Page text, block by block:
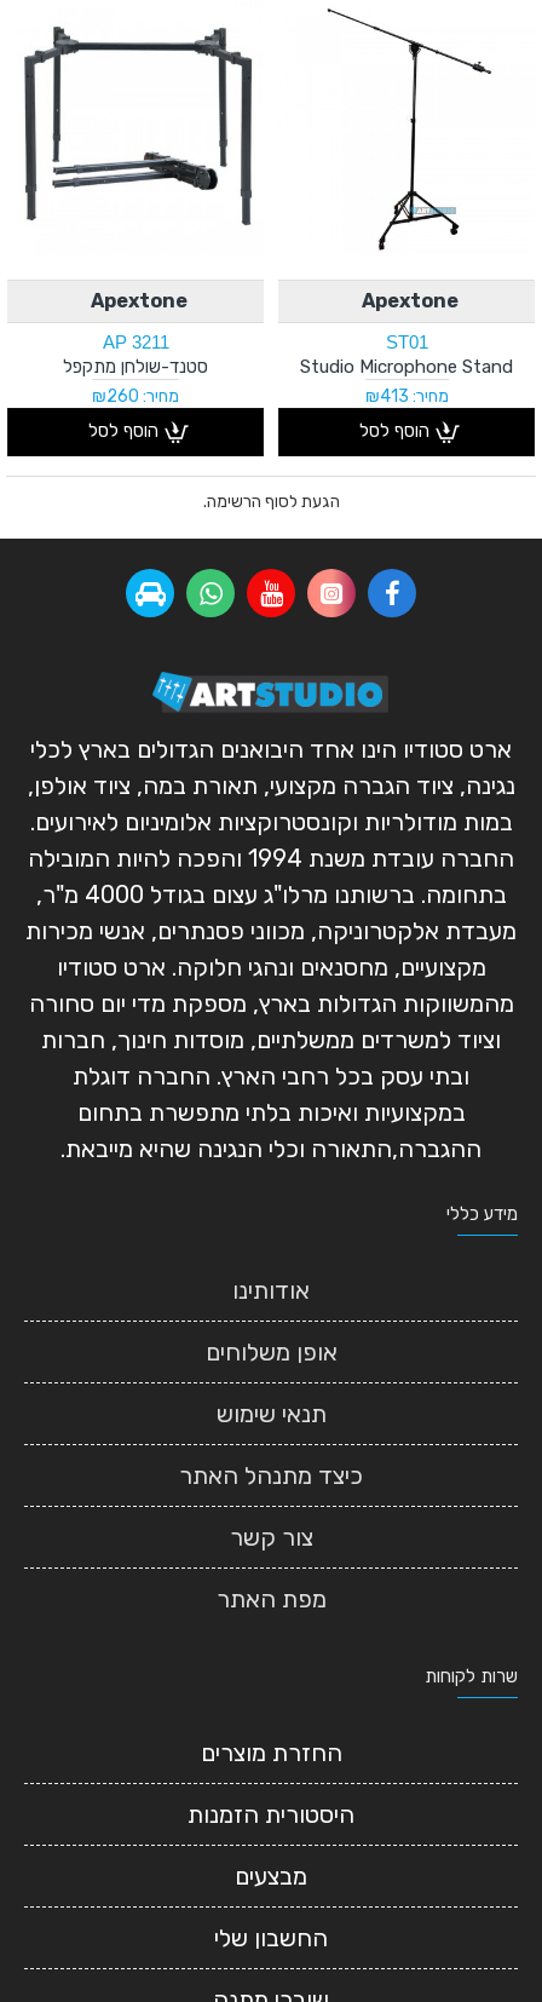
Apextone
ST01
Studio Microphone Stand
מחיר: ₪413
הוסף לסל
Apextone
AP 3211
סטנד-שולחן מתקפל
מחיר: ₪260
הוסף לסל
הגעת לסוף הרשימה.
ארט סטודיו הינו אחד היבואנים הגדולים בארץ לכלי
נגינה, ציוד הגברה מקצועי, תאורת במה, ציוד אולפן,
במות מודולריות וקונסטרוקציות אלומיניום לאירועים.
החברה עובדת משנת 1994 והפכה להיות המובילה
בתחומה. ברשותנו מרלו"ג עצום בגודל 4000 מ"ר,
מעבדת אלקטרוניקה, מכווני פסנתרים, אנשי מכירות
מקצועיים, מחסנאים ונהגי חלוקה. ארט סטודיו
מהמשווקות הגדולות בארץ, מספקת מדי יום סחורה
וציוד למשרדים ממשלתיים, מוסדות חינוך, חברות
ובתי עסק בכל רחבי הארץ. החברה דוגלת
במקצועיות ואיכות בלתי מתפשרת בתחום
ההגברה,התאורה וכלי הנגינה שהיא מייבאת.
מידע כללי
אודותינו
אופן משלוחים
תנאי שימוש
כיצד מתנהל האתר
צור קשר
מפת האתר
שרות לקוחות
החזרת מוצרים
היסטורית הזמנות
מבצעים
החשבון שלי